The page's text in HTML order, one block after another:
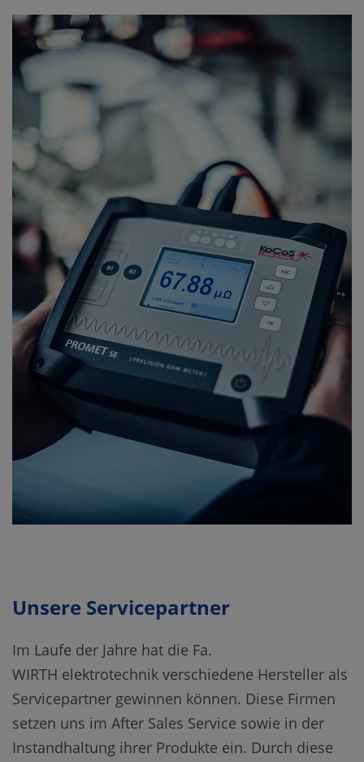
Unsere Servicepartner
Im Laufe der Jahre hat die Fa.
WIRTH elektrotechnik verschiedene Hersteller als
Servicepartner gewinnen können. Diese Firmen
setzen uns im After Sales Service sowie in der
Instandhaltung ihrer Produkte ein. Durch diese